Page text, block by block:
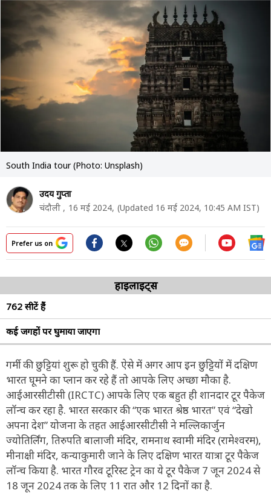
South India tour (Photo: Unsplash)
उदय गुप्ता
चंदौली , 16 मई 2024, (Updated 16 मई 2024, 10:45 AM IST)
Prefer us on
हाइलाइट्स
762 सीटें हैं
कई जगहों पर घुमाया जाएगा
गर्मी की छुट्टियां शुरू हो चुकी हैं. ऐसे में अगर आप इन छुट्टियों में दक्षिण
भारत घूमने का प्लान कर रहे हैं तो आपके लिए अच्छा मौका है.
आईआरसीटीसी (IRCTC) आपके लिए एक बहुत ही शानदार टूर पैकेज
लॉन्च कर रहा है. भारत सरकार की “एक भारत श्रेष्ठ भारत” एवं “देखो
अपना देश” योजना के तहत आईआरसीटीसी ने मल्लिकार्जुन
ज्योतिर्लिंग, तिरुपति बालाजी मंदिर, रामनाथ स्वामी मंदिर (रामेश्वरम),
मीनाक्षी मंदिर, कन्याकुमारी जाने के लिए दक्षिण भारत यात्रा टूर पैकेज
लॉन्च किया है. भारत गौरव टूरिस्ट ट्रेन का ये टूर पैकेज 7 जून 2024 से
18 जून 2024 तक के लिए 11 रात और 12 दिनों का है.